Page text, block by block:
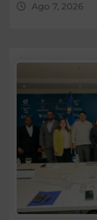
Ago 7, 2026